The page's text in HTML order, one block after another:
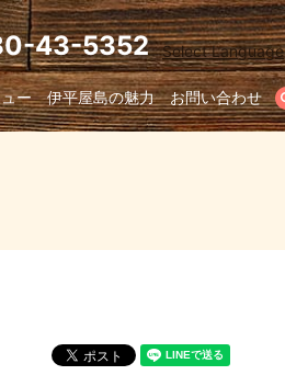
ー 伊平屋島の魅力 お問い合わせ
43-5352 Select Language